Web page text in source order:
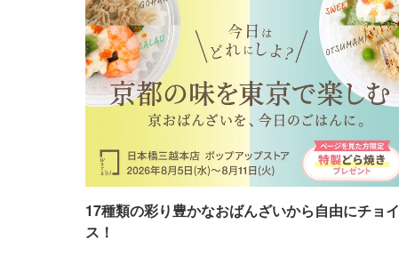
17種類の彩り豊かなおばんざいから自由にチョイ
ス！